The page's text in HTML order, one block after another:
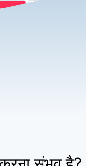
लें